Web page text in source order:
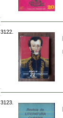
3122.
3123.